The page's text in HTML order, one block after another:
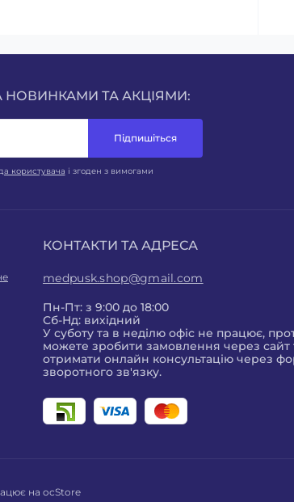
НОВИНКАМИ ТА АКЦІЯМИ:
Підпишіться
користувача і згоден з вимогами
КОНТАКТИ ТА АДРЕСА
medpusk.shop@gmail.com
Пн-Пт: з 9:00 до 18:00
Сб-Нд: вихідний
У суботу та в неділю офіс не працює,
можете зробити замовлення через сайт
отримати онлайн консультацію через
зворотного зв'язку.
на ocStore